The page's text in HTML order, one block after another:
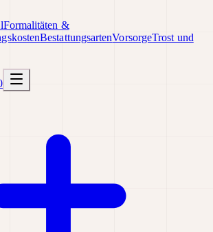
Formalitäten &
BestattungsartenVorsorgeTrost und